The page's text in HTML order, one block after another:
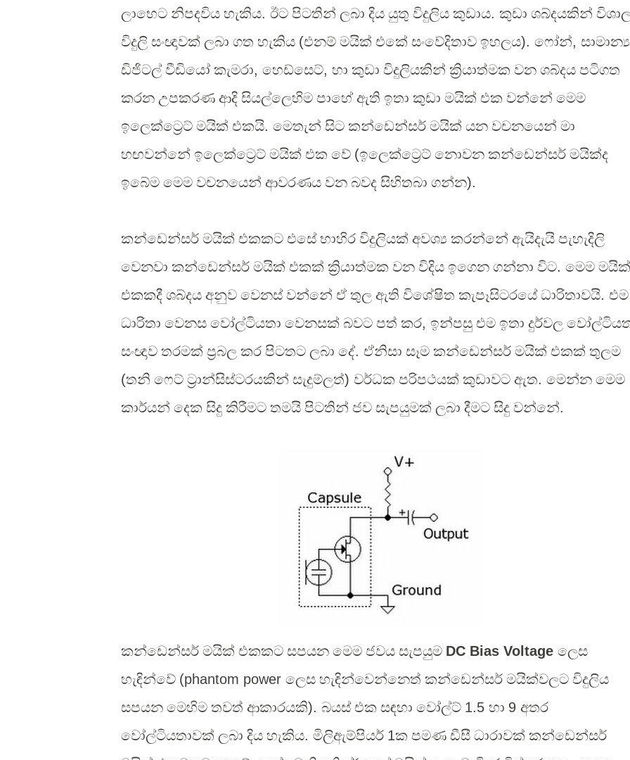
ලාභෙට නිපදවිය හැකිය. ඊට පිටතින් ලබා දිය යුතු විදුලිය කුඩාය. කුඩා ශබ්දයකින්
විදුලි සංඥාවක් ලබා ගත හැකිය (එනම් මයික් එකේ සංවේදිතාව ඉහලය). ෆෝන්, සාමාන්‍ය
ඩිජිටල් වීඩියෝ කැමරා, හෙඩ්සෙට්, හා කුඩා විදුලියකින් ක්‍රියාත්මක වන ශබ්දය පටිගත
කරන උපකරණ ආදි සියල්ලෙහිම පාහේ ඇති ඉතා කුඩා මයික් එක වන්නේ මෙම
ඉලෙක්ට්‍රෙට් මයික් එකයි. මෙතැන් සිට කන්ඩෙන්සර් මයික් යන වචනයෙන් මා
හඟවන්නේ ඉලෙක්ට්‍රෙට් මයික් එක වේ (ඉලෙක්ට්‍රෙට් නොවන කන්ඩෙන්සර් මයික්ද
ඉබේම මෙම වචනයෙන් ආවරණය වන බවද සිහිතබා ගන්න).
කන්ඩෙන්සර් මයික් එකකට එසේ භාහිර විදුලියක් අවශ්‍ය කරන්නේ ඇයිදැයි පැහැදිලි
වෙනවා කන්ඩෙන්සර් මයික් එකක් ක්‍රියාත්මක වන විදිය ඉගෙන ගන්නා විට. මෙම මයික්
එකකදී ශබ්දය අනුව වෙනස් වන්නේ ඒ තුල ඇති විශේෂිත කැපෑසිටරයේ ධාරිතාවයි. එම
ධාරිතා වෙනස වෝල්ටියතා වෙනසක් බවට පත් කර, ඉන්පසු එම ඉතා දුර්වල
සංඥාව තරමක් ප්‍රබල කර පිටතට ලබා දේ. ඒනිසා සෑම කන්ඩෙන්සර් මයික් එකක් තුලම
(තනි ෆෙට් ට්‍රාන්සිස්ටරයකින් සැදුම්ලත්) වර්ධක පරිපථයක් කුඩාවට ඇත. මෙන්න මෙම
කාර්යන් දෙක සිදු කිරීමට තමයි පිටතින් ජව සැපයුමක් ලබා දීමට සිදු වන්නේ.
කන්ඩෙන්සර් මයික් එකකට සපයන මෙම ජවය සැපයුම DC Bias Voltage ලෙස
හැඳින්වේ (phantom power ලෙස හැඳින්වෙන්නෙත් කන්ඩෙන්සර් මයික්වලට විදුලිය
සපයන මෙහිම තවත් ආකාරයකි). බයස් එක සඳහා වෝල්ට් 1.5 හා 9 අතර
වෝල්ටියතාවක් ලබා දිය හැකිය. මිලිඇම්පියර් 1ක පමණ ඩීසී ධාරාවක් කන්ඩෙන්සර්